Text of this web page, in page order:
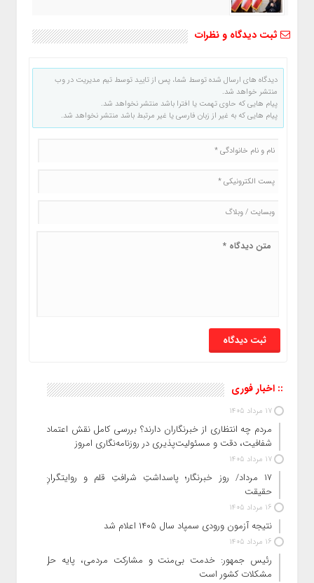
ثبت دیدگاه و نظرات
دیدگاه های ارسال شده توسط شما، پس از تایید توسط تیم مدیریت در وب
منتشر خواهد شد.
پیام هایی که حاوی تهمت یا افترا باشد منتشر نخواهد شد.
پیام هایی که به غیر از زبان فارسی یا غیر مرتبط باشد منتشر نخواهد شد.
:: اخبار فوری
17 مرداد 1405
مردم چه انتظاری از خبرنگاران دارند؟ بررسی کامل نقش اعتماد،
شفافیت، دقت و مسئولیت‌پذیری در روزنامه‌نگاری امروز
17 مرداد 1405
۱۷ مرداد/ روز خبرنگار؛ پاسداشتِ شرافتِ قلم و روایتگرانِ
حقیقت
16 مرداد 1405
نتیجه آزمون ورودی سمپاد سال ۱۴۰۵ اعلام شد
16 مرداد 1405
رئیس جمهور: خدمت بی‌منت و مشارکت مردمی، پایه حل
مشکلات کشور است